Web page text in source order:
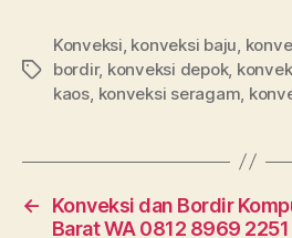
Tags
Konveksi konveksi baju
bordir, konveksi depok,
kaos konveksi seragam
←
Konveksi dan Bordir
Barat WA 0812 8969 2251